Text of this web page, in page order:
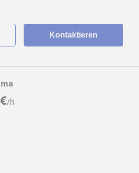
Kontaktieren
€/h